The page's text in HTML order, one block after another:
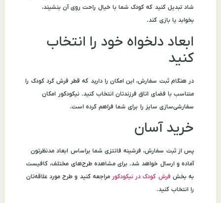
شاد تبدیل کنید که کودک شما با خیال راحت روی آن بنشیند،
بخوابد یا بازی کند.
ابعاد دلخواه خود را انتخاب
کنید
در هنگام ثبت سفارش، این امکان را دارید که قطر فرش گرد کودک را
متناسب با فضای اتاق فرزندتان انتخاب کنید. نیکودکور امکان
سفارشی‌سازی سایز را برای شما فراهم کرده است.
خرید آسان
پس از ثبت سفارش، فرشینه فانتزی شما براساس ابعاد مدنظرتون
آماده و ارسال خواهد شد. برای مشاهده طرح‌های مختلف، کافیست
به بخش فرش کودک در نیکودکور مراجعه کنید و طرح مورد علاقه‌تان
را انتخاب کنید.